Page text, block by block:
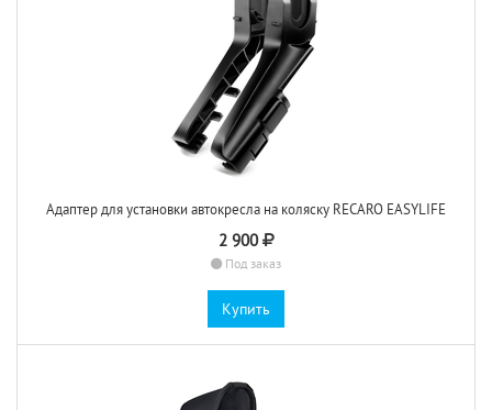
Адаптер для установки автокресла на коляску RECARO EASYLIFE
2 900
Под заказ
Купить